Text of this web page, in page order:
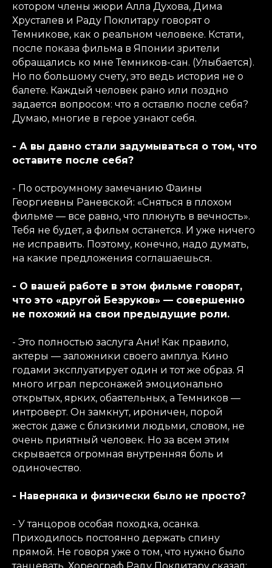
котором члены жюри Алла Духова, Дима
Хрусталев и Раду Поклитару говорят о
Темникове, как о реальном человеке. Кстати,
после показа фильма в Японии зрители
обращались ко мне Темников-сан. (Улыбается).
Но по большому счету, это ведь история не о
балете. Каждый человек рано или поздно
задается вопросом: что я оставлю после себя?
Думаю, многие в герое узнают себя.
- А вы давно стали задумываться о том, что
оставите после себя?
- По остроумному замечанию Фаины
Георгиевны Раневской: «Сняться в плохом
фильме — все равно, что плюнуть в вечность».
Тебя не будет, а фильм останется. И уже ничего
не исправить. Поэтому, конечно, надо думать,
на какие предложения соглашаешься.
- О вашей работе в этом фильме говорят,
что это «другой Безруков» — совершенно
не похожий на свои предыдущие роли.
- Это полностью заслуга Ани! Как правило,
актеры — заложники своего амплуа. Кино
годами эксплуатирует один и тот же образ. Я
много играл персонажей эмоционально
открытых, ярких, обаятельных, а Темников —
интроверт. Он замкнут, ироничен, порой
жесток даже с близкими людьми, словом, не
очень приятный человек. Но за всем этим
скрывается огромная внутренняя боль и
одиночество.
- Наверняка и физически было не просто?
- У танцоров особая походка, осанка.
Приходилось постоянно держать спину
прямой. Не говоря уже о том, что нужно было